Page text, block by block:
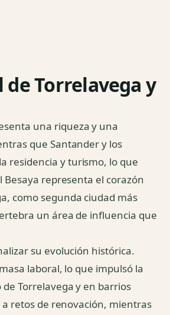
Torrelavega y
una riqueza y una
que Santander y los
residencia y turismo, lo que
representa el corazón
como segunda ciudad más
un área de influencia que
su evolución histórica.
laboral, lo que impulsó la
Torrelavega y en barrios
retos de renovación, mientras